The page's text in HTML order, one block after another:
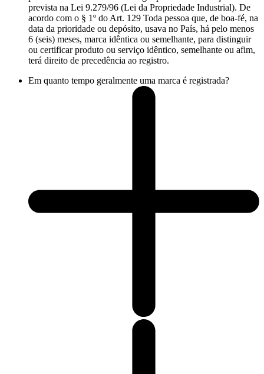
prevista na Lei 9.279/96 (Lei da Propriedade Industrial). De
acordo com o § 1º do Art. 129 Toda pessoa que, de boa-fé, na
data da prioridade ou depósito, usava no País, há pelo menos
6 (seis) meses, marca idêntica ou semelhante, para distinguir
ou certificar produto ou serviço idêntico, semelhante ou afim,
terá direito de precedência ao registro.
Em quanto tempo geralmente uma marca é registrada?